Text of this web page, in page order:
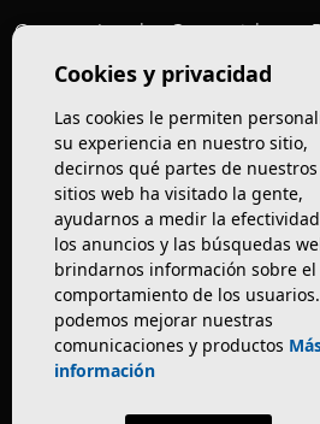
Comprar Locales Comerciales en
Cartera Privada de Activos
Inmo Olaya
Venta de edificios
Comprar restaurante en Barcelona
Negocios en rentabilidad en
Cookies y privacidad
Las cookies le permiten
su experiencia en nuestro sitio,
decirnos qué partes de nuestros
sitios web ha visitado la gente,
ayudarnos a medir la
los anuncios y las búsquedas
brindarnos información sobre el
comportamiento de los usuarios.
podemos mejorar nuestras
comunicaciones y productos
información